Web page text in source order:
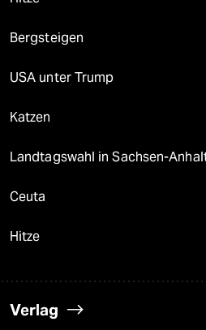
Bergsteigen
USA unter Trump
Katzen
Landtagswahl in Sachsen-
Ceuta
Hitze
Verlag